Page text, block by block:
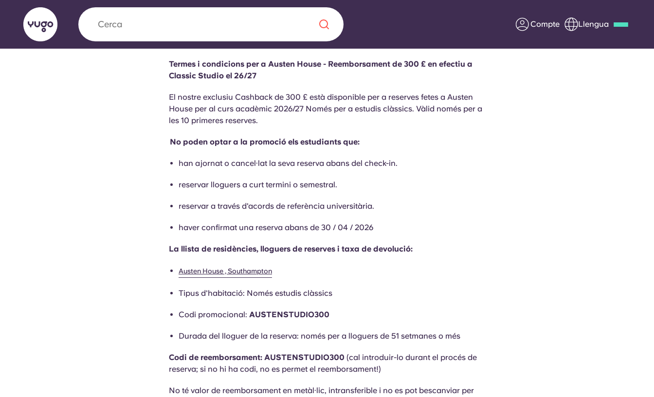
Cerca Compte Llengua
Yugo x VCARB: Impulsant una nova era
en l'habitatge per a estudiants
Yugo La col·laboració pionera de amb VCARB fomenta la
Sobre nosaltres
Preguntes freqüents
English (US) Chinese
Termes i condicions per a Austen House - Reemborsament de 300 £ en efectiu a
Classic Studio el 26/27
El nostre exclusiu Cashback de 300 £ està disponible per a reserves fetes a Austen
House per al curs acadèmic 2026/27 Només per a estudis clàssics. Vàlid només per a
les 10 primeres reserves.
No poden optar a la promoció els estudiants que:
han ajornat o cancel·lat la seva reserva abans del check-in.
reservar lloguers a curt termini o semestral.
reservar a través d'acords de referència universitària.
haver confirmat una reserva abans de 30 / 04 / 2026
La llista de residències, lloguers de reserves i taxa de devolució:
Austen House , Southampton
Tipus d'habitació: Només estudis clàssics
Codi promocional: AUSTENSTUDIO300
Durada del lloguer de la reserva: només per a lloguers de 51 setmanes o més
Codi de reemborsament: AUSTENSTUDIO300 (cal introduir-lo durant el procés de
reserva; si no hi ha codi, no es permet el reemborsament!)
No té valor de reemborsament en metàl·lic, intransferible i no es pot bescanviar per